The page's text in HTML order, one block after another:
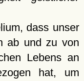
dass unser
ab und zu von
Lebens an
hat, um